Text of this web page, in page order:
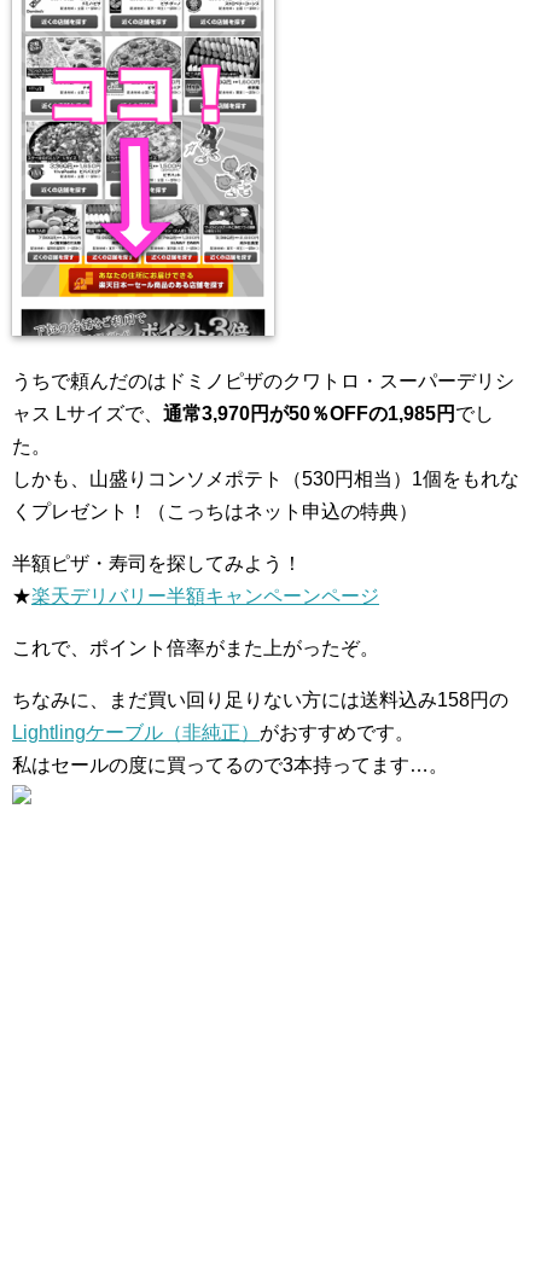
うちで頼んだのはドミノピザのクワトロ・スーパーデリシ
ャス Lサイズで、 通常3,970円が50％OFFの1,985円 でし
た。
しかも、山盛りコンソメポテト（530円相当）1個をもれな
くプレゼント！（こっちはネット申込の特典）
半額ピザ・寿司を探してみよう！
★楽天デリバリー半額キャンペーンページ
これで、ポイント倍率がまた上がったぞ。
ちなみに、まだ買い回り足りない方には送料込み158円の
Lightlingケーブル（非純正） がおすすめです。
私はセールの度に買ってるので3本持ってます…。